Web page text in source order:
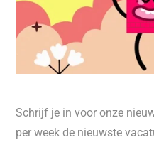
Schrijf je in voor onze
per week de nieuwste